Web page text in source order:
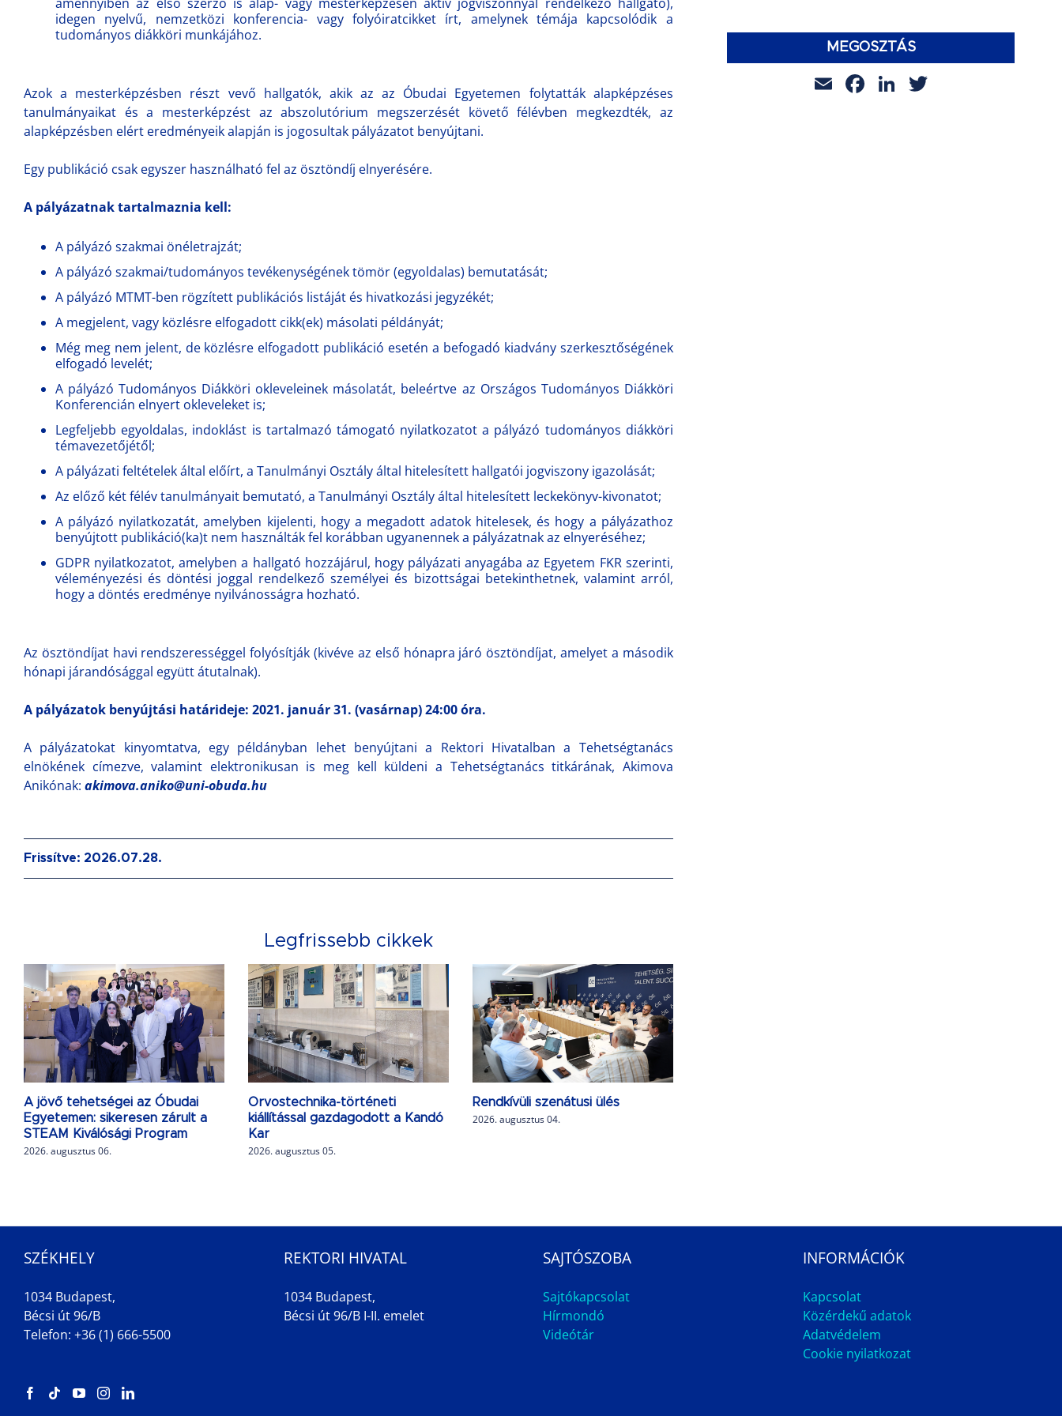
idegen nyelvű, nemzetközi konferencia- vagy folyóiratcikket írt, amelynek témája kapcsolódik a
tudományos diákköri munkájához.
Azok a mesterképzésben részt vevő hallgatók, akik az az Óbudai Egyetemen folytatták alapképzéses
tanulmányaikat és a mesterképzést az abszolutórium megszerzését követő félévben megkezdték, az
alapképzésben elért eredményeik alapján is jogosultak pályázatot benyújtani.
Egy publikáció csak egyszer használható fel az ösztöndíj elnyerésére.
A pályázatnak tartalmaznia kell:
A pályázó szakmai önéletrajzát;
A pályázó szakmai/tudományos tevékenységének tömör (egyoldalas) bemutatását;
A pályázó MTMT-ben rögzített publikációs listáját és hivatkozási jegyzékét;
A megjelent, vagy közlésre elfogadott cikk(ek) másolati példányát;
Még meg nem jelent, de közlésre elfogadott publikáció esetén a befogadó kiadvány szerkesztőségének
elfogadó levelét;
A pályázó Tudományos Diákköri okleveleinek másolatát, beleértve az Országos Tudományos Diákköri
Konferencián elnyert okleveleket is;
Legfeljebb egyoldalas, indoklást is tartalmazó támogató nyilatkozatot a pályázó tudományos diákköri
témavezetőjétől;
A pályázati feltételek által előírt, a Tanulmányi Osztály által hitelesített hallgatói jogviszony igazolását;
Az előző két félév tanulmányait bemutató, a Tanulmányi Osztály által hitelesített leckekönyv-kivonatot;
A pályázó nyilatkozatát, amelyben kijelenti, hogy a megadott adatok hitelesek, és hogy a pályázathoz
benyújtott publikáció(ka)t nem használták fel korábban ugyanennek a pályázatnak az elnyeréséhez;
GDPR nyilatkozatot, amelyben a hallgató hozzájárul, hogy pályázati anyagába az Egyetem FKR szerinti,
véleményezési és döntési joggal rendelkező személyei és bizottságai betekinthetnek, valamint arról,
hogy a döntés eredménye nyilvánosságra hozható.
Az ösztöndíjat havi rendszerességgel folyósítják (kivéve az első hónapra járó ösztöndíjat, amelyet a második
hónapi járandósággal együtt átutalnak).
A pályázatok benyújtási határideje: 2021. január 31. (vasárnap) 24:00 óra.
A pályázatokat kinyomtatva, egy példányban lehet benyújtani a Rektori Hivatalban a Tehetségtanács
elnökének címezve, valamint elektronikusan is meg kell küldeni a Tehetségtanács titkárának, Akimova
Anikónak: akimova.aniko@uni-obuda.hu
Frissítve: 2026.07.28.
Legfrissebb cikkek
A jövő tehetségei az Óbudai
Egyetemen: sikeresen zárult a
STEAM Kiválósági Program
2026. augusztus 06.
Orvostechnika-történeti
kiállítással gazdagodott a Kandó
Kar
2026. augusztus 05.
Rendkívüli szenátusi ülés
2026. augusztus 04.
MEGOSZTÁS
EmailFacebook
LinkedIn
SZÉKHELY
1034 Budapest,
Bécsi út 96/B
Telefon: +36 (1) 666-5500
REKTORI HIVATAL
1034 Budapest,
Bécsi út 96/B I-II. emelet
SAJTÓSZOBA
Sajtókapcsolat
Hírmondó
Videótár
INFORMÁCIÓK
Kapcsolat
Közérdekű adatok
Adatvédelem
Cookie nyilatkozat